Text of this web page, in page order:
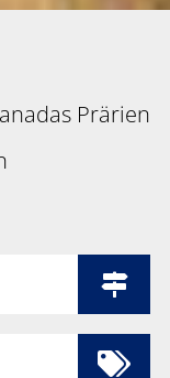
Prärien